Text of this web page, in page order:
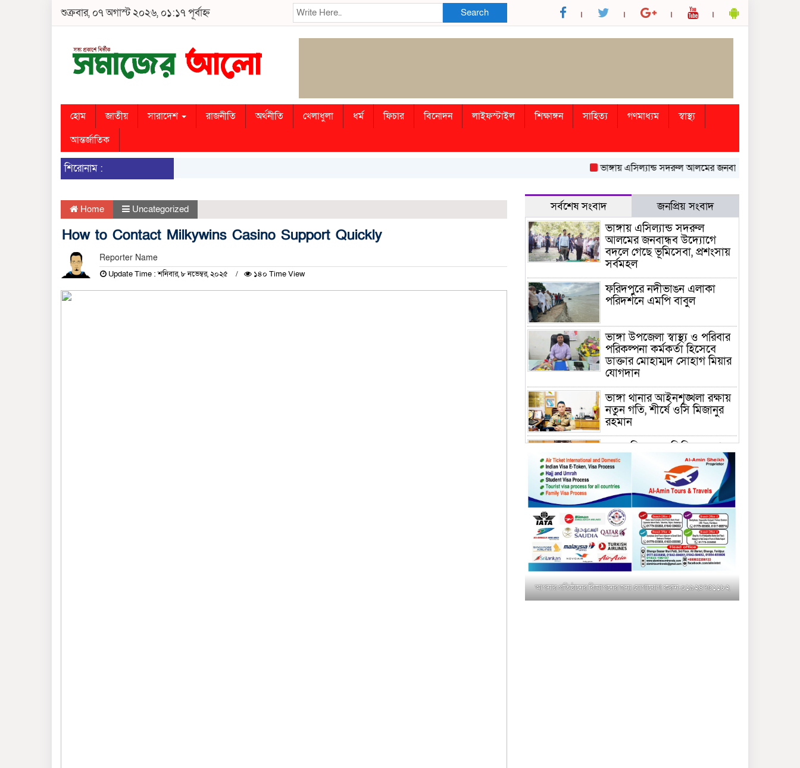
শুক্রবার, ০৭ অগাস্ট ২০২৬, ০১:১৭ পূর্বাহ্ন Search
হোম জাতীয় সারাদেশ রাজনীতি অর্থনীতি খেলাধুলা ধর্ম ফিচার বিনোদন লাইফস্টাইল শিক্ষাঙ্গন সাহিত্য গণমাধ্যম
স্বাস্থ্য
আন্তর্জাতিক
শিরোনাম : ভাঙ্গায় এসিল্যান্ড সদরুল আলমের জনবান্ধব উদ্যোগে বদলে গেছে
Home Uncategorized
How to Contact Milkywins Casino Support Quickly
Reporter Name
Update Time : শনিবার, ৮ নভেম্বর, ২০২৫ ১৪০ Time View
সর্বশেষ সংবাদ জনপ্রিয় সংবাদ
ভাঙ্গায় এসিল্যান্ড সদরুল
আলমের জনবান্ধব উদ্যোগে
বদলে গেছে ভূমিসেবা, প্রশংসায়
সর্বমহল
ফরিদপুরে নদীভাঙন এলাকা
পরিদর্শনে এমপি বাবুল
ভাঙ্গা উপজেলা স্বাস্থ্য ও পরিবার
পরিকল্পনা কর্মকর্তা হিসেবে
ডাক্তার মোহাম্মদ সোহাগ মিয়ার
যোগদান
ভাঙ্গা থানার আইনশৃঙ্খলা রক্ষায়
নতুন গতি, শীর্ষে ওসি মিজানুর
রহমান
ময়মনসিংহের অতিরিক্ত জেলা
প্রশাসক (রাজস্ব) আজিম উদ্দিন
ভূমি মন্ত্রণালয়ে পদায়ন
সাবেক এমপির প্রেস সেক্রেটারি
রফিকের ক্ষমতার দাপট ও গণ-
অসন্তোষের তথ্য গায়েব করে
ত্রিশাল থানার সাজানো রিপোর্ট
মুক্তাগাছায় জুলাই শহীদ
সামিদের কবর জিয়ারত ও পৌর
কমিটির কার্যক্রম শুরু
শহিদুল ইসলাম বাবুলের হাত
আপনার প্রতিষ্ঠানের বিজ্ঞাপনের জন্য যোগাযোগ করুন-০১৯২৪৭৫১১৮২